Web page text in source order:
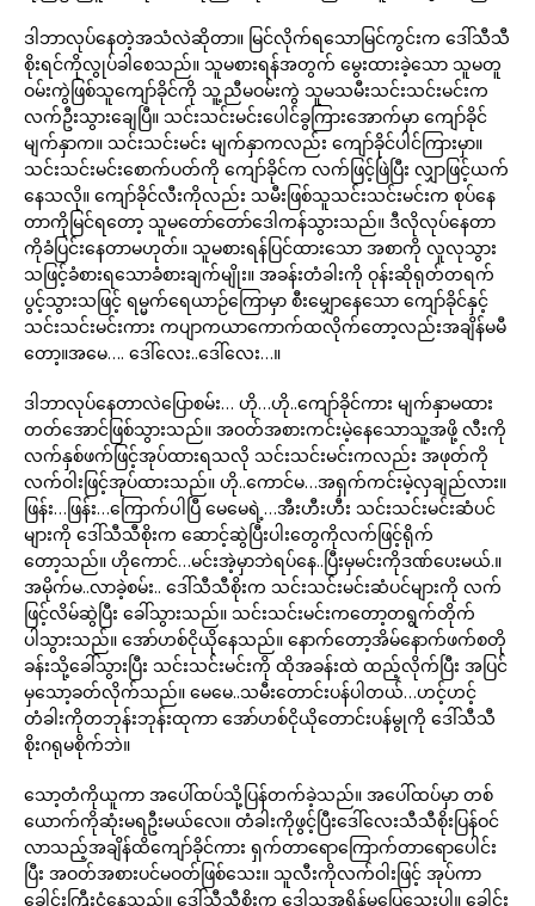
ဒါဘာလုပ်နေတဲ့အသံလဲဆိုတာ။ မြင်လိုက်ရသောမြင်ကွင်းက ဒေါ်သီသီ
စိုးရင်ကိုလွုပ်ခါစေသည်။ သူမစားရန်အတွက် မွေးထားခဲ့သော သူမတူ
ဝမ်းကွဲဖြစ်သူကျော်ခိုင်ကို သူ့ညီမဝမ်းကွဲ သူမသမီးသင်းသင်းမင်းက
လက်ဦးသွားချေပြီ။ သင်းသင်းမင်းပေါင်ခွကြားအောက်မှာ ကျော်ခိုင်
မျက်နှာက။ သင်းသင်းမင်း မျက်နှာကလည်း ကျော်ခိုင်ပါင်ကြားမှာ။
သင်းသင်းမင်းစောက်ပတ်ကို ကျော်ခိုင်က လက်ဖြင့်ဖြဲပြီး လျှာဖြင့်ယက်
နေသလို။ ကျော်ခိုင်လီးကိုလည်း သမီးဖြစ်သူသင်းသင်းမင်းက စုပ်နေ
တာကိုမြင်ရတော့ သူမတော်တော်ဒေါကန်သွားသည်။ ဒီလိုလုပ်နေတာ
ကိုခံပြင်းနေတာမဟုတ်။ သူမစားရန်ပြင်ထားသော အစာကို လူလုသွား
သဖြင့်ခံစားရသောခံစားချက်မျိုး။ အခန်းတံခါးကို ဝုန်းဆိုရုတ်တရက်
ပွင့်သွားသဖြင့် ရမ္မက်ရေယာဉ်ကြောမှာ စီးမျှောနေသော ကျော်ခိုင်နှင့်
သင်းသင်းမင်းကား ကပျာကယာကောက်ထလိုက်တော့လည်းအချိန်မမီ
တော့။အမေ…. ဒေါ်လေး..ဒေါ်လေး…။
ဒါဘာလုပ်နေတာလဲပြောစမ်း… ဟို…ဟို..ကျော်ခိုင်ကား မျက်နှာမထား
တတ်အောင်ဖြစ်သွားသည်။ အဝတ်အစားကင်းမဲ့နေသောသူ့အဖို့ လီးကို
လက်နှစ်ဖက်ဖြင့်အုပ်ထားရသလို သင်းသင်းမင်းကလည်း အဖုတ်ကို
လက်ဝါးဖြင့်အုပ်ထားသည်။ ဟို..ကောင်မ…အရှက်ကင်းမဲ့လှချည်လား။
ဖြန်း…ဖြန်း…ကြောက်ပါပြီ မေမေရဲ့…အီးဟီးဟီး သင်းသင်းမင်းဆံပင်
များကို ဒေါ်သီသီစိုးက ဆောင့်ဆွဲပြီးပါးတွေကိုလက်ဖြင့်ရိုက်
တော့သည်။ ဟိုကောင်…မင်းအဲ့မှာဘဲရပ်နေ..ပြီးမှမင်းကိုဒဏ်ပေးမယ်.။
အမိုက်မ..လာခဲ့စမ်း.. ဒေါ်သီသီစိုးက သင်းသင်းမင်းဆံပင်များကို လက်
ဖြင့်လိမ်ဆွဲပြီး ခေါ်သွားသည်။ သင်းသင်းမင်းကတော့တရွက်တိုက်
ပါသွားသည်။ အော်ဟစ်ငိုယိုနေသည်။ နောက်တော့အိမ်နောက်ဖက်စတို
ခန်းသို့ခေါ်သွားပြီး သင်းသင်းမင်းကို ထိုအခန်းထဲ ထည့်လိုက်ပြီး အပြင်
မှသော့ခတ်လိုက်သည်။ မေမေ..သမီးတောင်းပန်ပါတယ်…ဟင့်ဟင့်
တံခါးကိုတဘုန်းဘုန်းထုကာ အော်ဟစ်ငိုယိုတောင်းပန်မွုကို ဒေါ်သီသီ
စိုးဂရုမစိုက်ဘဲ။
သော့တံကိုယူကာ အပေါ်ထပ်သို့ပြန်တက်ခဲ့သည်။ အပေါ်ထပ်မှာ တစ်
ယောက်ကိုဆုံးမရဦးမယ်လေ။ တံခါးကိုဖွင့်ပြီးဒေါ်လေးသီသီစိုးပြန်ဝင်
လာသည့်အချိန်ထိကျော်ခိုင်ကား ရှက်တာရောကြောက်တာရောပေါင်း
ပြီး အဝတ်အစားပင်မဝတ်ဖြစ်သေး။ သူလီးကိုလက်ဝါးဖြင့် အုပ်ကာ
ခေါင်းကြီးငုံ့နေသည်။ ဒေါ်သီသီစိုးက ဒေါသအရှိန်မပြေသေးပါ။ ခေါင်း